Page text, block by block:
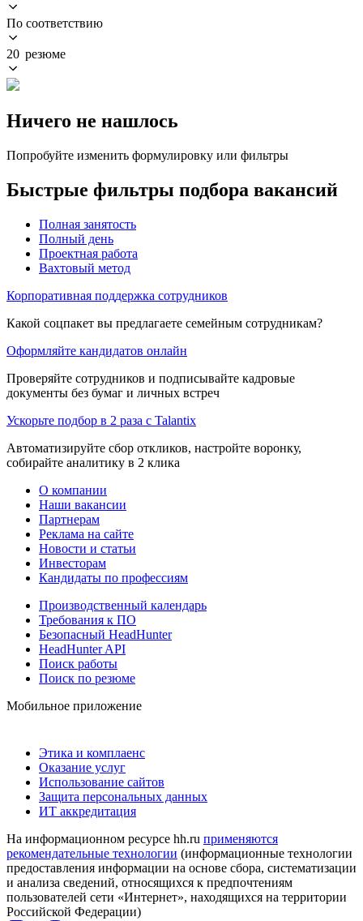
По соответствию
20 резюме
Ничего не нашлось
Попробуйте изменить формулировку или фильтры
Быстрые фильтры подбора вакансий
Полная занятость
Полный день
Проектная работа
Вахтовый метод
Корпоративная поддержка сотрудников
Какой соцпакет вы предлагаете семейным сотрудникам?
Оформляйте кандидатов онлайн
Проверяйте сотрудников и подписывайте кадровые
документы без бумаг и личных встреч
Ускорьте подбор в 2 раза с Talantix
Автоматизируйте сбор откликов, настройте воронку,
собирайте аналитику в 2 клика
О компании
Наши вакансии
Партнерам
Реклама на сайте
Новости и статьи
Инвесторам
Кандидаты по профессиям
Производственный календарь
Требования к ПО
Безопасный HeadHunter
HeadHunter API
Поиск работы
Поиск по резюме
Мобильное приложение
Этика и комплаенс
Оказание услуг
Использование сайтов
Защита персональных данных
ИТ аккредитация
На информационном ресурсе hh.ru применяются
рекомендательные технологии (информационные технологии
предоставления информации на основе сбора, систематизации
и анализа сведений, относящихся к предпочтениям
пользователей сети «Интернет», находящихся на территории
Российской Федерации)